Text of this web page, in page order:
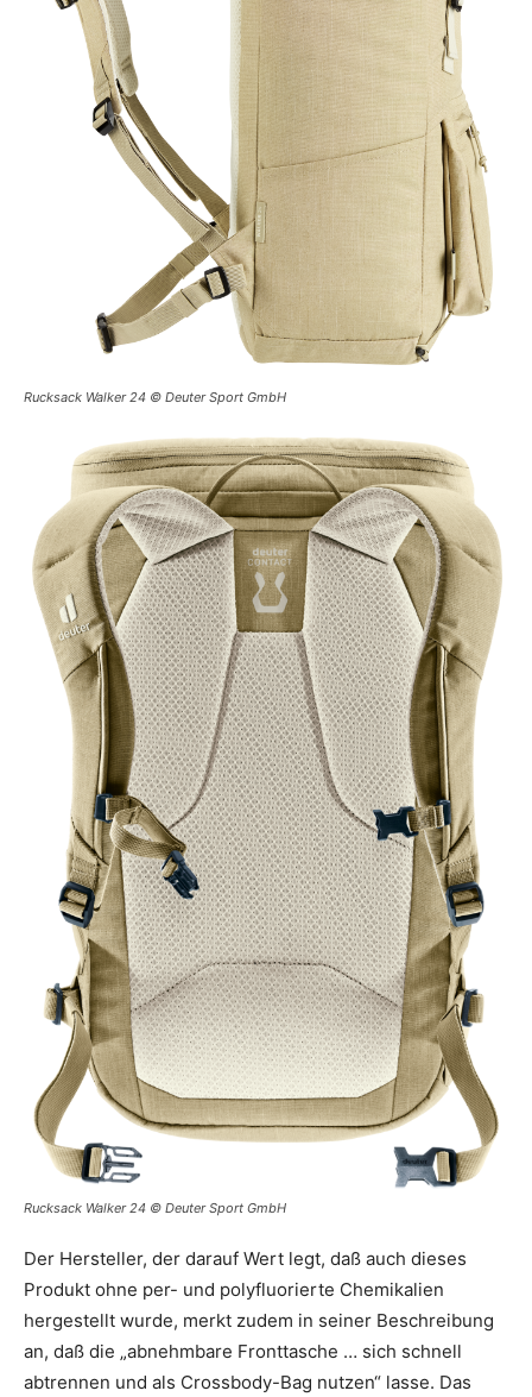
Rucksack Walker 24 © Deuter Sport GmbH
Rucksack Walker 24 © Deuter Sport GmbH
Der Hersteller, der darauf Wert legt, daß auch dieses
Produkt ohne per- und polyfluorierte Chemikalien
hergestellt wurde, merkt zudem in seiner Beschreibung
an, daß die „abnehmbare Fronttasche … sich schnell
abtrennen und als Crossbody-Bag nutzen“ lasse. Das